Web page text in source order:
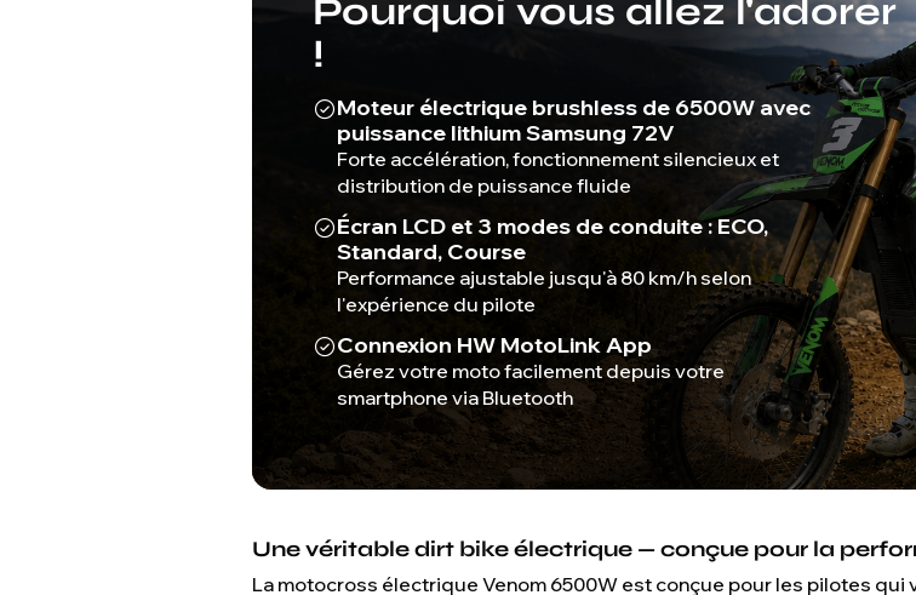
Pourquoi vous allez l'adorer
!
Moteur électrique brushless de 6500W avec
puissance lithium Samsung 72V
Forte accélération, fonctionnement silencieux et
distribution de puissance fluide
Écran LCD et 3 modes de conduite : ECO,
Standard, Course
Performance ajustable jusqu'à 80 km/h selon
l'expérience du pilote
Connexion HW MotoLink App
Gérez votre moto facilement depuis votre
smartphone via Bluetooth
Une véritable dirt bike électrique — conçue pour la
La motocross électrique Venom 6500W est conçue pour les pilotes